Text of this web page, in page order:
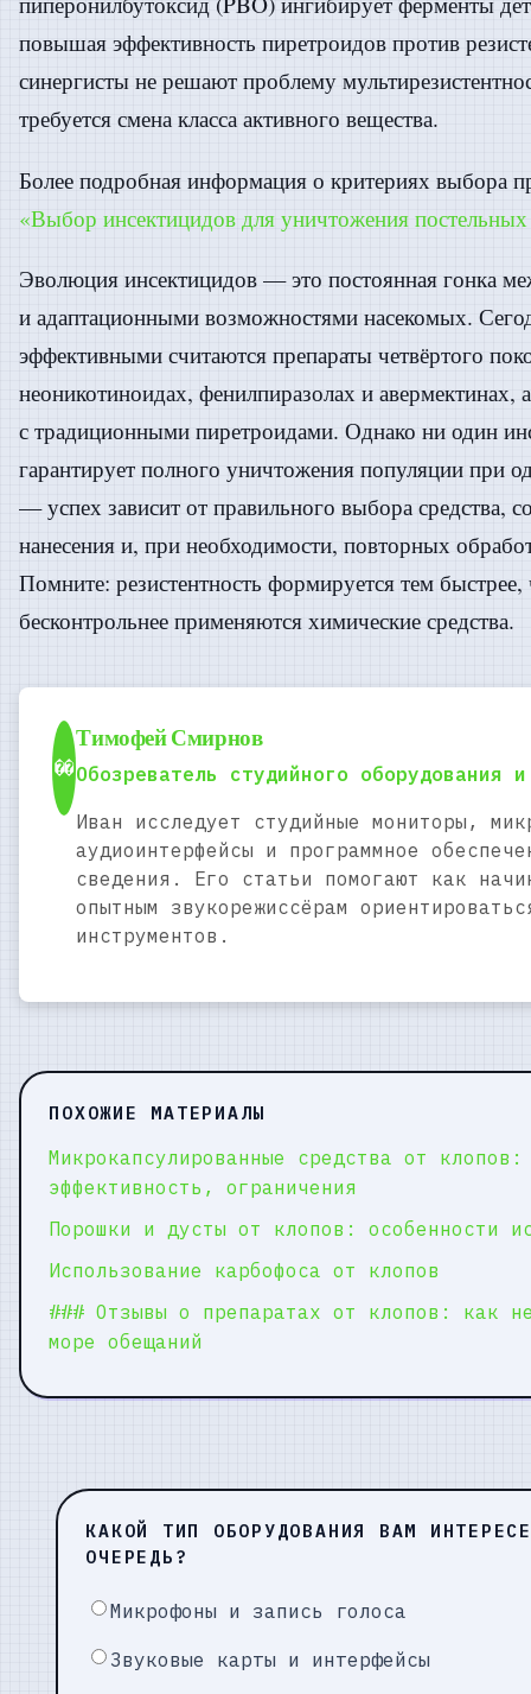
повышая эффективность пиретроидов против
синергисты не решают проблему
требуется смена класса активного вещества.
Более подробная информация о критериях выбора
«Выбор инсектицидов для уничтожения
Эволюция инсектицидов — это постоянная гонка
и адаптационными возможностями насекомых.
эффективными считаются препараты четвёртого
неоникотиноидах, фенилпиразолах и авермектинах,
с традиционными пиретроидами. Однако ни один
гарантирует полного уничтожения популяции при
— успех зависит от правильного выбора средства,
нанесения и, при необходимости, повторных
Помните: резистентность формируется тем
бесконтрольнее применяются химические средства.
��
Тимофей Смирнов
Обозреватель студийного оборудования и
Иван исследует студийные мониторы,
аудиоинтерфейсы и программное
сведения. Его статьи помогают как
опытным звукорежиссёрам
инструментов.
ПОХОЖИЕ МАТЕРИАЛЫ
Микрокапсулированные средства от
эффективность, ограничения
Порошки и дусты от клопов: особенности
Использование карбофоса от клопов
### Отзывы о препаратах от клопов: как
море обещаний
КАКОЙ ТИП ОБОРУДОВАНИЯ ВАМ
ОЧЕРЕДЬ?
Микрофоны и запись голоса
Звуковые карты и интерфейсы